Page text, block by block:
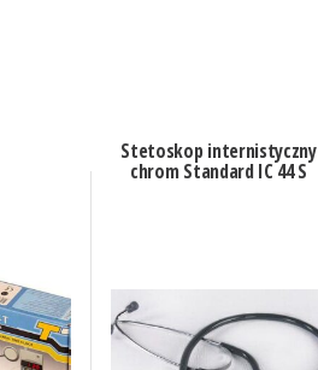
Stetoskop internistyczny
chrom Standard IC 44 S